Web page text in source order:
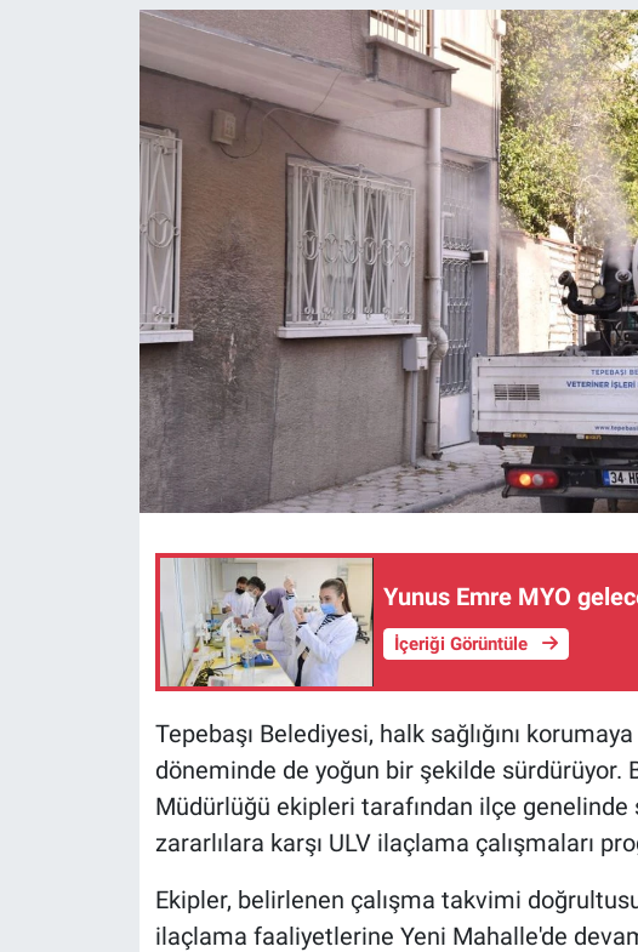
Yunus Emre MYO
İçeriği Görüntüle
Tepebaşı Belediyesi, halk sağlığını
döneminde de yoğun bir şekilde sürdürüyor.
Müdürlüğü ekipleri tarafından ilçe
zararlılara karşı ULV ilaçlama çalışmaları
Ekipler, belirlenen çalışma takvimi
ilaçlama faaliyetlerine Yeni Mahalle'de